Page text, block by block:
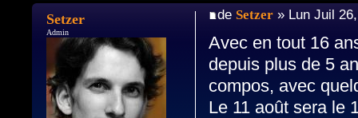
de Setzer » Lun Juil
Avec en tout 16
depuis plus de 5
compos, avec
Le 11 août sera le
Setzer
Admin